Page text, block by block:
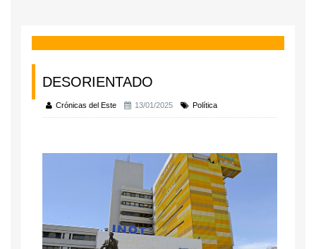
DESORIENTADO
Crónicas del Este 13/01/2025 Política